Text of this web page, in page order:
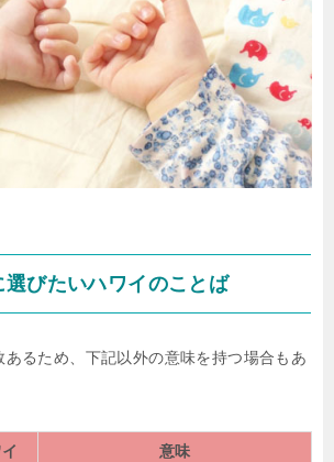
びたいハワイのことば
るため、下記以外の意味を持つ場合もあ
意味